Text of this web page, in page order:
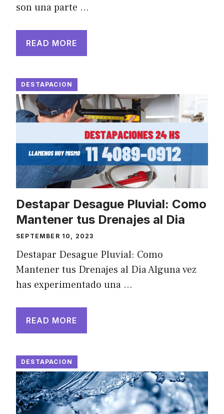
son una parte …
READ MORE
DESTAPACION
Destapar Desague Pluvial: Como
Mantener tus Drenajes al Dia
SEPTEMBER 10, 2023
Destapar Desague Pluvial: Como
Mantener tus Drenajes al Dia Alguna vez
has experimentado una …
READ MORE
DESTAPACION